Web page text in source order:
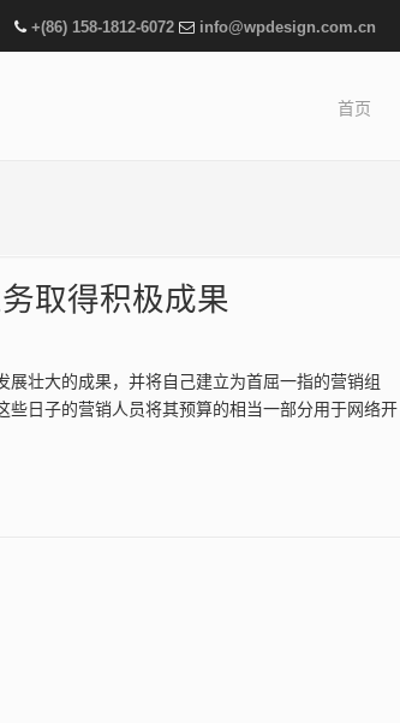
+(86) 158-1812-6072 info@wpdesign.com.cn
首页
取得积极成果
壮大的成果，并将自己建立为首屈一指的营销组
日子的营销人员将其预算的相当一部分用于网络开